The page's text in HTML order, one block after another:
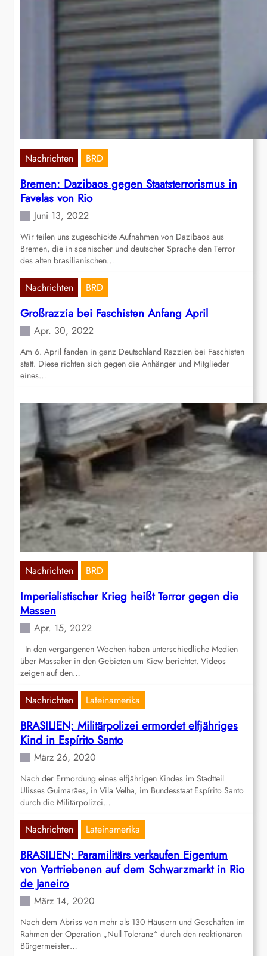
Nachrichten BRD
Bremen: Dazibaos gegen Staatsterrorismus in
Favelas von Rio
Juni 13, 2022
Wir teilen uns zugeschickte Aufnahmen von Dazibaos aus
Bremen, die in spanischer und deutscher Sprache den Terror
des alten brasilianischen…
Nachrichten BRD
Großrazzia bei Faschisten Anfang April
Apr. 30, 2022
Am 6. April fanden in ganz Deutschland Razzien bei Faschisten
statt. Diese richten sich gegen die Anhänger und Mitglieder
eines…
Nachrichten BRD
Imperialistischer Krieg heißt Terror gegen die
Massen
Apr. 15, 2022
In den vergangenen Wochen haben unterschiedliche Medien
über Massaker in den Gebieten um Kiew berichtet. Videos
zeigen auf den…
Nachrichten Lateinamerika
BRASILIEN: Militärpolizei ermordet elfjähriges
Kind in Espírito Santo
März 26, 2020
Nach der Ermordung eines elfjährigen Kindes im Stadtteil
Ulisses Guimarães, in Vila Velha, im Bundesstaat Espírito Santo
durch die Militärpolizei…
Nachrichten Lateinamerika
BRASILIEN: Paramilitärs verkaufen Eigentum
von Vertriebenen auf dem Schwarzmarkt in Rio
de Janeiro
März 14, 2020
Nach dem Abriss von mehr als 130 Häusern und Geschäften im
Rahmen der Operation „Null Toleranz“ durch den reaktionären
Bürgermeister…